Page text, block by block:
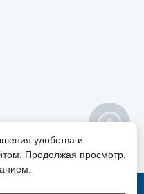
удобства и
Продолжая просмотр,
70